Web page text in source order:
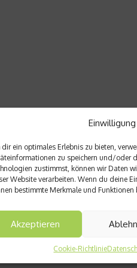
dir ein optimales Erlebnis zu bieten,
zu speichern und/oder
zustimmst, können wir Daten
Website verarbeiten. Wenn du deine
bestimmte Merkmale und
Akzeptieren
Cookie-Richtlinie